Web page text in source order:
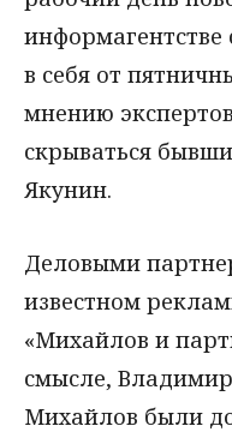
в себя от
мнению
скрываться
Якунин.
Деловыми
известном
«Михайлов и
смысле,
Михайлов были